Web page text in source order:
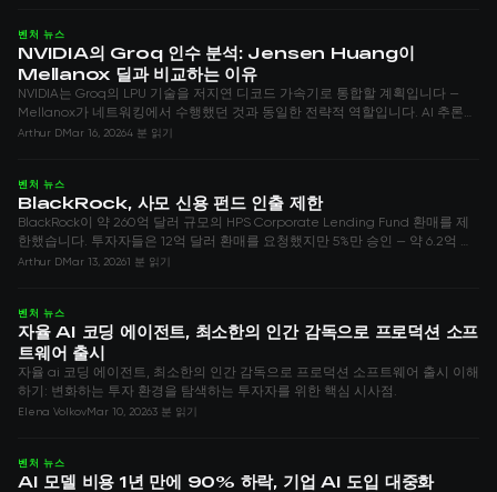
벤처 뉴스
NVIDIA의 Groq 인수 분석: Jensen Huang이
Mellanox 딜과 비교하는 이유
NVIDIA는 Groq의 LPU 기술을 저지연 디코드 가속기로 통합할 계획입니다 —
Mellanox가 네트워킹에서 수행했던 것과 동일한 전략적 역할입니다. AI 추론에
미치는 의미를 알아봅니다.
Arthur DMar 16, 20264 분 읽기
벤처 뉴스
BlackRock, 사모 신용 펀드 인출 제한
BlackRock이 약 260억 달러 규모의 HPS Corporate Lending Fund 환매를 제
한했습니다. 투자자들은 12억 달러 환매를 요청했지만 5%만 승인 — 약 6.2억 달
러.
Arthur DMar 13, 20261 분 읽기
벤처 뉴스
자율 AI 코딩 에이전트, 최소한의 인간 감독으로 프로덕션 소프
트웨어 출시
자율 ai 코딩 에이전트, 최소한의 인간 감독으로 프로덕션 소프트웨어 출시 이해
하기: 변화하는 투자 환경을 탐색하는 투자자를 위한 핵심 시사점.
Elena VolkovMar 10, 20263 분 읽기
벤처 뉴스
AI 모델 비용 1년 만에 90% 하락, 기업 AI 도입 대중화